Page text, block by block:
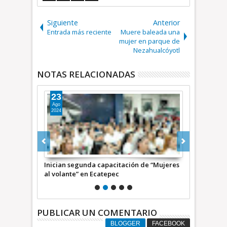
Siguiente
Entrada más reciente
Anterior
Muere baleada una
mujer en parque de
Nezahualcóyotl
NOTAS RELACIONADAS
Inician segunda capacitación de “Mujeres
al volante” en Ecatepec
23
Ago
2024
PUBLICAR UN COMENTARIO
BLOGGER FACEBOOK